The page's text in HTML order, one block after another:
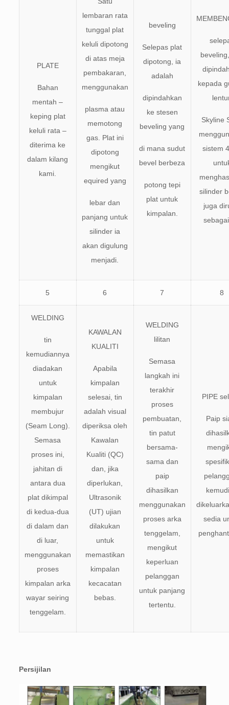
PLATE
Bahan
mentah –
keping plat
keluli rata –
diterima ke
dalam kilang
kami.
lembaran rata
tunggal plat
keluli dipotong
di atas meja
pembakaran,
menggunakan
plasma atau
memotong
gas. Plat ini
dipotong
mengikut
equired yang
lebar dan
panjang untuk
silinder ia
akan digulung
menjadi.
beveling
Selepas plat
dipotong, ia
adalah
dipindahkan
ke stesen
beveling yang
di mana sudut
bevel berbeza
potong tepi
plat untuk
kimpalan.
kepada
Skyline
sistem
silinder
juga
5 6 7 8
WELDING
tin
kemudiannya
diadakan
untuk
kimpalan
membujur
(Seam Long).
Semasa
proses ini,
jahitan di
antara dua
plat dikimpal
di kedua-dua
di dalam dan
di luar,
menggunakan
proses
kimpalan arka
wayar seiring
tenggelam.
KAWALAN
KUALITI
Apabila
kimpalan
selesai, tin
adalah visual
diperiksa oleh
Kawalan
Kualiti (QC)
dan, jika
diperlukan,
Ultrasonik
(UT) ujian
dilakukan
untuk
memastikan
kimpalan
kecacatan
bebas.
WELDING
lilitan
Semasa
langkah ini
terakhir
proses
pembuatan,
tin patut
bersama-
sama dan
paip
dihasilkan
menggunakan
proses arka
tenggelam,
mengikut
keperluan
pelanggan
untuk panjang
tertentu.
PIPE
Paip
sedia
Persijilan